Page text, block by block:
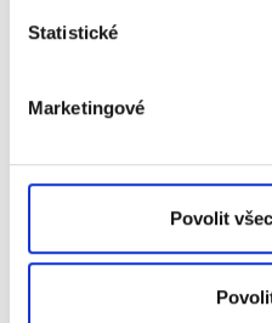
Statistické
Marketingové
Povolit
Typy pokynů
veřejně obchodovaných
Blokování pozice z